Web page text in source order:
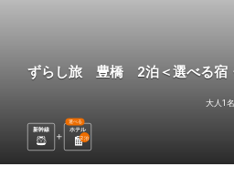
ずらし旅 豊橋 2泊＜選べる宿
新幹線 ホテル
選べる
2泊
大人1